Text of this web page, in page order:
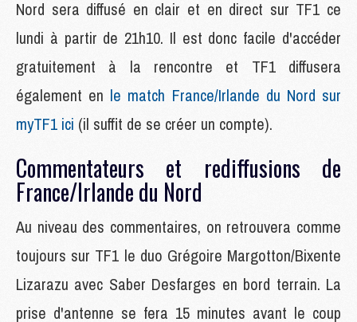
Nord sera diffusé en clair et en direct sur TF1 ce
lundi à partir de 21h10. Il est donc facile d'accéder
gratuitement à la rencontre et TF1 diffusera
également en le match France/Irlande du Nord sur
myTF1 ici (il suffit de se créer un compte).
Commentateurs et rediffusions de
France/Irlande du Nord
Au niveau des commentaires, on retrouvera comme
toujours sur TF1 le duo Grégoire Margotton/Bixente
Lizarazu avec Saber Desfarges en bord terrain. La
prise d'antenne se fera 15 minutes avant le coup